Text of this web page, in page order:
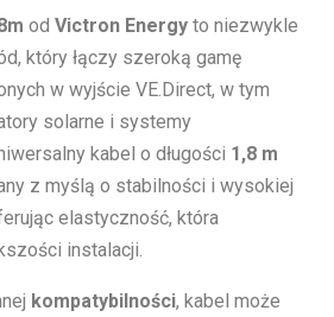
od Victron Energy to niezwykle
który łączy szeroką gamę
w wyjście VE.Direct, w tym
solarne i systemy
kabel o długości 1,8 m
z myślą o stabilności i wysokiej
elastyczność, która
instalacji.
kompatybilności, kabel może